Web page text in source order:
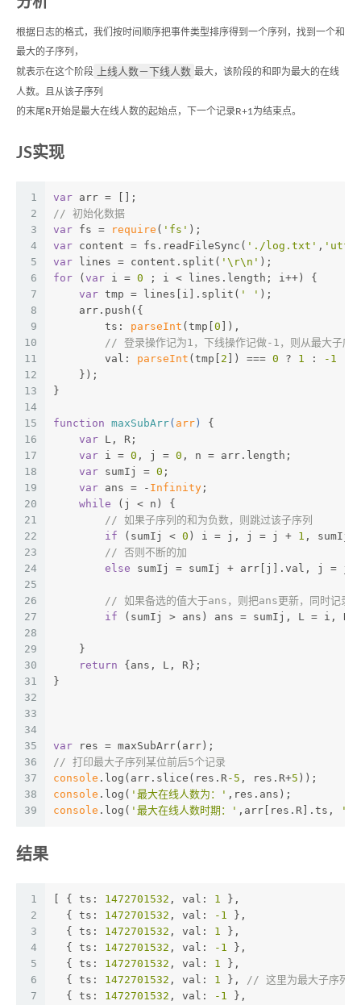
根据日志的格式，我们按时间顺序把事件类型排序得到一个序列，找到一个和
最大的子序列，
就表示在这个阶段 上线人数－下线人数 最大，该阶段的和即为最大的在线
人数。且从该子序列
的末尾R开始是最大在线人数的起始点，下一个记录R+1为结束点。
JS实现
1
2
3
4
5
6
7
8
9
10
11
12
13
14
15
16
17
18
19
20
21
22
23
24
25
26
27
28
29
30
31
32
33
34
35
36
37
38
39
var arr = [];
// 初始化数据
var fs = require ( 'fs' );
var content = fs.readFileSync( './log.txt' , 'utf-
var lines = content.split( '\r\n' );
for ( var i = 0 ; i < lines.length; i++) {
var tmp = lines[i].split( ' ' );
    arr.push({
        ts:
parseInt (tmp[ 0 ]),
// 登录操作记为1，下线操作记做-1，则从最大子序
        val:
parseInt (tmp[ 2 ]) === 0 ? 1 :
-1
    });
}
function maxSubArr( arr ) {
var L, R;
var i = 0 , j = 0 , n = arr.length;
var sumIj = 0 ;
var ans = - Infinity ;
while (j < n) {
// 如果子序列的和为负数，则跳过该子序列
if (sumIj < 0 ) i = j, j = j + 1 , sumIj
// 否则不断的加
else sumIj = sumIj + arr[j].val, j = j
// 如果备选的值大于ans，则把ans更新，同时记录
if (sumIj > ans) ans = sumIj, L = i,
    }
return {ans, L, R};
}
var res = maxSubArr(arr);
// 打印最大子序列某位前后5个记录
console .log(arr.slice(res.R-5 , res.R+5 ));
console .log( '最大在线人数为：' ,res.ans);
console .log( '最大在线人数时期：' ,arr[res.R].ts, '-'
结果
1
2
3
4
5
6
7
[ { ts : 1472701532 , val : 1 },
  {
ts : 1472701532 , val : -1 },
  {
ts : 1472701532 , val : 1 },
  {
ts : 1472701532 , val : -1 },
  {
ts : 1472701532 , val : 1 },
  {
ts : 1472701532 , val : 1 }, // 这里为最大子序列的
  {
ts : 1472701532 , val : -1 },